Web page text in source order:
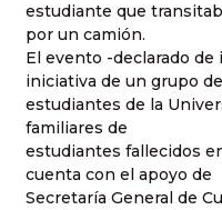
estudiante que
por un camión.
El evento -declarado
iniciativa de un grupo de
estudiantes de la
familiares de
estudiantes fallecidos
cuenta con el apoyo de
Secretaría General de